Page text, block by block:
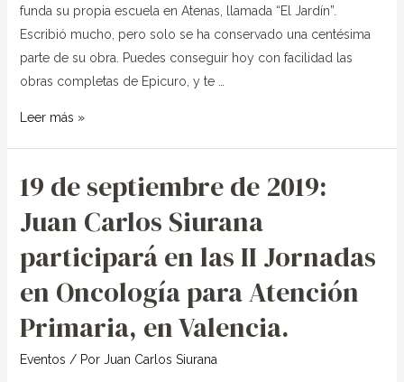
funda su propia escuela en Atenas, llamada “El Jardín”.
Escribió mucho, pero solo se ha conservado una centésima
parte de su obra. Puedes conseguir hoy con facilidad las
obras completas de Epicuro, y te …
ti.
Leer más »
19 de septiembre de 2019:
Juan Carlos Siurana
participará en las II Jornadas
en Oncología para Atención
Primaria, en Valencia.
Eventos / Por Juan Carlos Siurana
19
septiembre
de
2019:
Juan
Carlos
participará